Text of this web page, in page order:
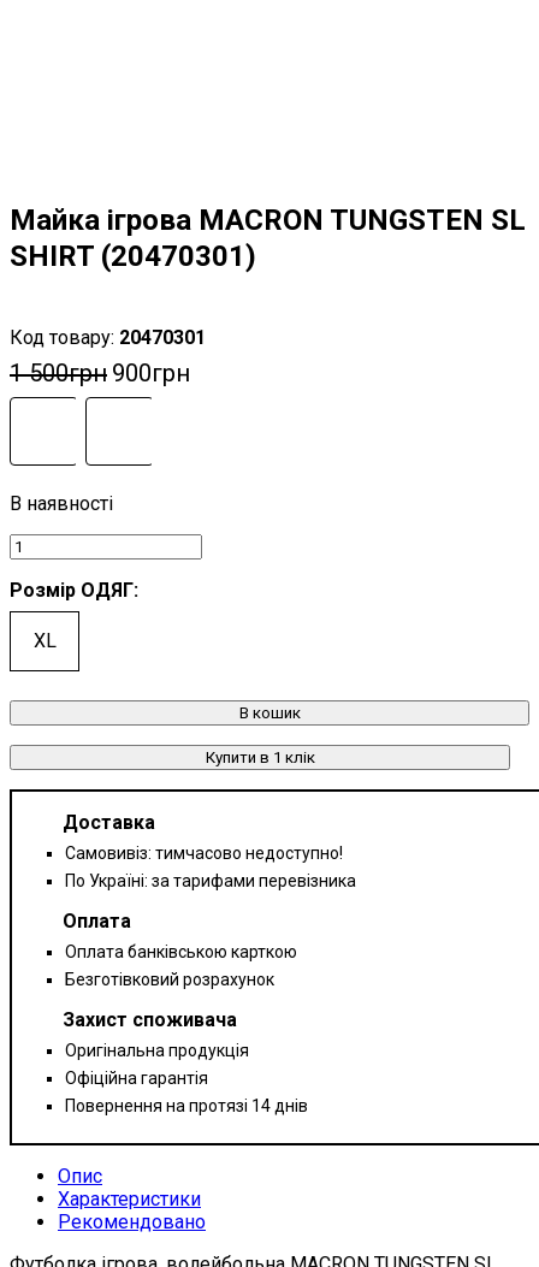
Майка ігрова MACRON TUNGSTEN SL
SHIRT (20470301)
20470301
1 500грн 900грн
Розмір ОДЯГ:
XL
В кошик
Купити в 1 клік
Доставка
Самовивіз: тимчасово недоступно!
По Україні: за тарифами перевізника
Оплата
Оплата банківською карткою
Безготівковий розрахунок
Захист споживача
Оригінальна продукція
Офіційна гарантія
Повернення на протязі 14 днів
Опис
Характеристики
Рекомендовано